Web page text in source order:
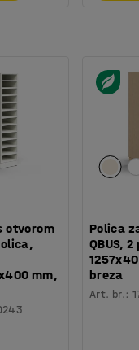
otvorom
mm,
Polica
QBUS,
breza
Art. br.: